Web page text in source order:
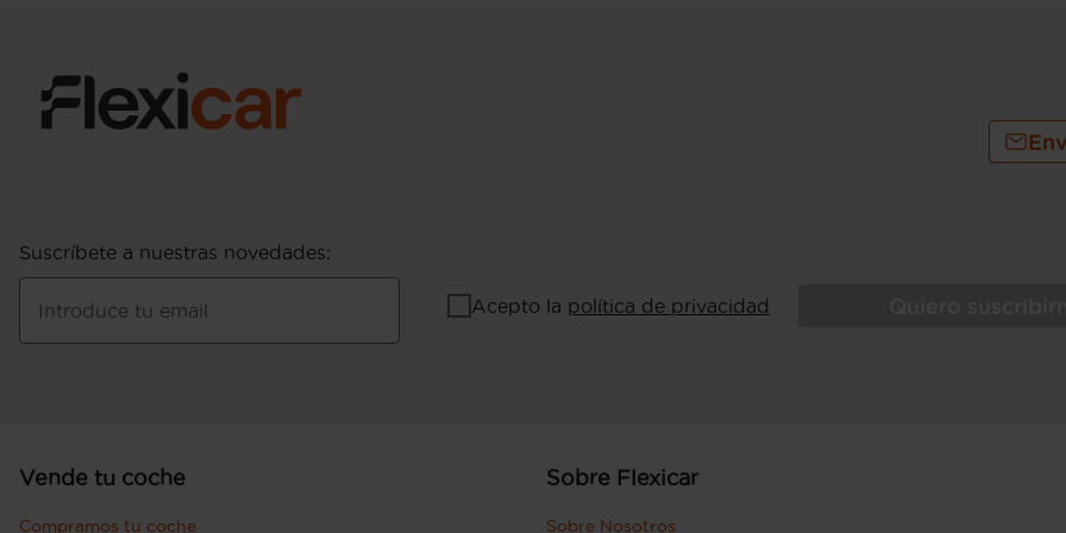
Pesos: 2.095 kg (peso máximo admisible), 1.680 kg (peso en vacío), peso vacio inc.
conductor Kg (peso en vacio incluido conductor), 1.600 kg (peso máximo remolcable
con freno) y 750 kg (peso máximo remolcable sin freno) ( medición: EU )
Suscríbete a nuestras novedades:
Introduce tu email Acepto la política de privacidad
Vende tu coche
Compramos tu coche
Sobre Flexicar
Sobre Nosotros